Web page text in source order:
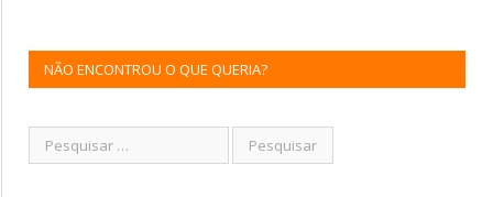
NÃO ENCONTROU O QUE QUERIA?